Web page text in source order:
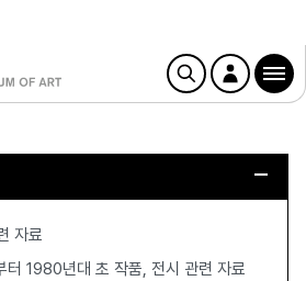
자료
1980년대 초 작품, 전시 관련 자료